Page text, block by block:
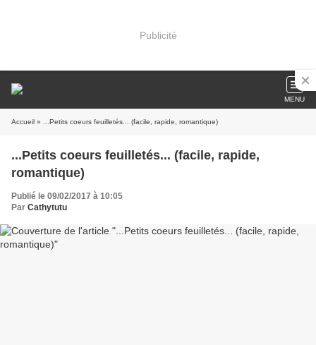
Publicité
MENU
Accueil » ...Petits coeurs feuilletés... (facile, rapide, romantique)
...Petits coeurs feuilletés... (facile, rapide,
romantique)
Publié le 09/02/2017 à 10:05
Par Cathytutu